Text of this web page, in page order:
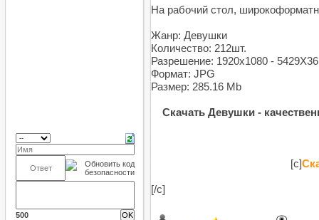
500
На рабочий стол,
Жанр: Девушки
Количество: 212шт.
Разрешение: 1920x1080 -
Формат: JPG
Размер: 285.16 Mb
Скачать Девушки -
[c]
[/c]